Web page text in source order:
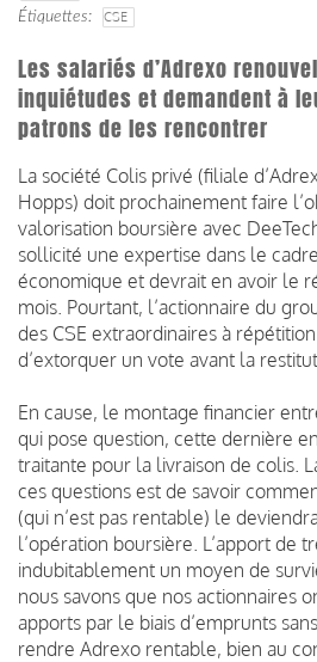
Étiquettes
CSE
Les salariés d’Adrexo
inquiétudes et demandent à
patrons de les rencontrer
La société Colis privé (filiale
Hopps) doit prochainement faire
valorisation boursière avec
sollicité une expertise dans le
économique et devrait en avoir le
mois. Pourtant, l’actionnaire du
des CSE extraordinaires à
d’extorquer un vote avant la
En cause, le montage financier
qui pose question, cette dernière
traitante pour la livraison de colis.
ces questions est de savoir
(qui n’est pas rentable) le
l’opération boursière. L’apport de
indubitablement un moyen de
nous savons que nos actionnaires
apports par le biais d’emprunts
rendre Adrexo rentable, bien au